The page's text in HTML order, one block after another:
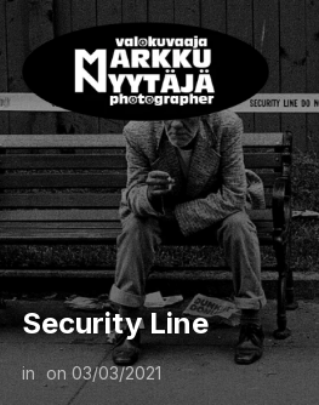
Security Line
in on 03/03/2021